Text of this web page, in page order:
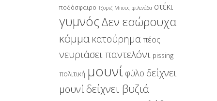
ποδόσφαιρο Τζορτζ Μπους φιλενάδα στέκι
γυμνόςΔεν εσώρουχα
κόμμα κατούρημαπέος
νευριάσει παντελόνι pissing
πολιτική μουνί φύλο δείχνει
μουνίδείχνει βυζιά